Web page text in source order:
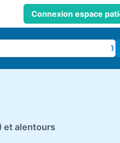
Connexion espace
et alentours